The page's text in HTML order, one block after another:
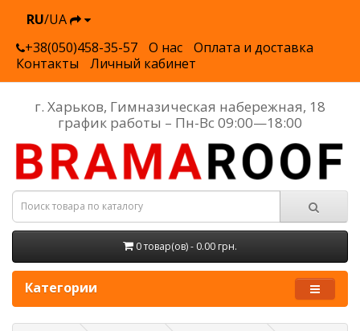
RU/UA
+38(050)458-35-57
О нас
Оплата и доставка
Контакты
Личный кабинет
г. Харьков, Гимназическая набережная, 18
график работы – Пн-Вс 09:00—18:00
0 товар(ов) - 0.00 грн.
Категории